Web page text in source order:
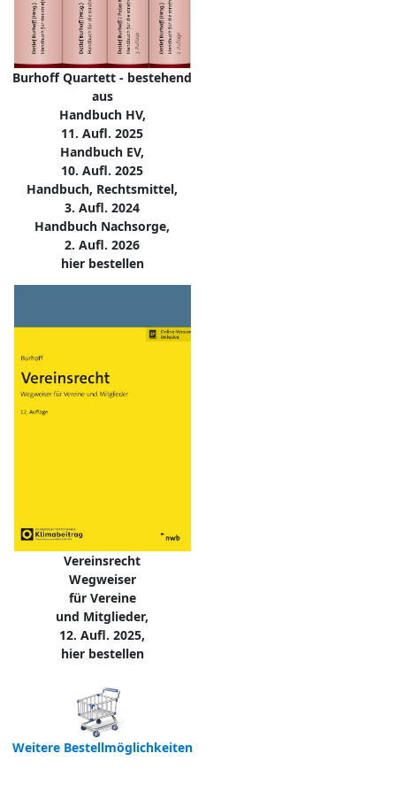
Burhoff Quartett - bestehend
aus
Handbuch HV,
11. Aufl. 2025
Handbuch EV,
10. Aufl. 2025
Handbuch, Rechtsmittel,
3. Aufl. 2024
Handbuch Nachsorge,
2. Aufl. 2026
hier bestellen
Vereinsrecht
Wegweiser
für Vereine
und Mitglieder,
12. Aufl. 2025,
hier bestellen
Weitere Bestellmöglichkeiten